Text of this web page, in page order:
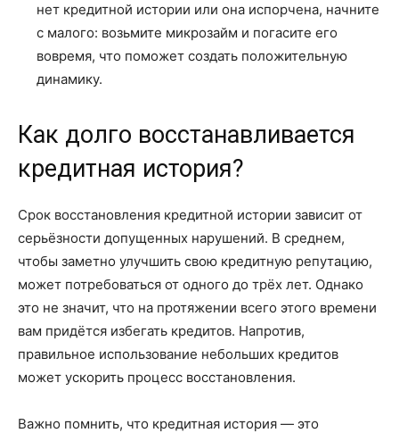
нет кредитной истории или она испорчена, начните
с малого: возьмите микрозайм и погасите его
вовремя, что поможет создать положительную
динамику.
Как долго восстанавливается
кредитная история?
Срок восстановления кредитной истории зависит от
серьёзности допущенных нарушений. В среднем,
чтобы заметно улучшить свою кредитную репутацию,
может потребоваться от одного до трёх лет. Однако
это не значит, что на протяжении всего этого времени
вам придётся избегать кредитов. Напротив,
правильное использование небольших кредитов
может ускорить процесс восстановления.
Важно помнить, что кредитная история — это